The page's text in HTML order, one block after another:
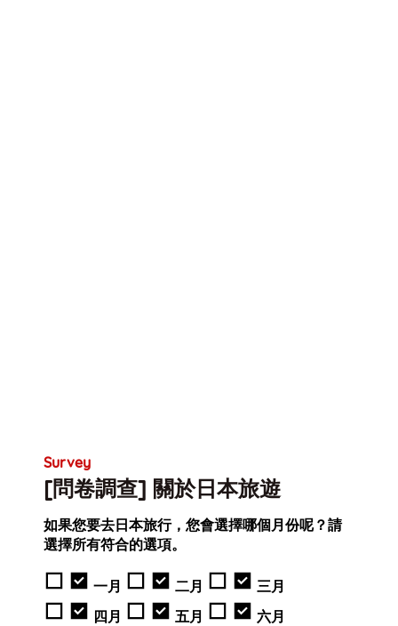
Survey
[問卷調查] 關於日本旅遊
如果您要去日本旅行，您會選擇哪個月份呢？請
選擇所有符合的選項。
一月 二月
三月
四月
五月
六月